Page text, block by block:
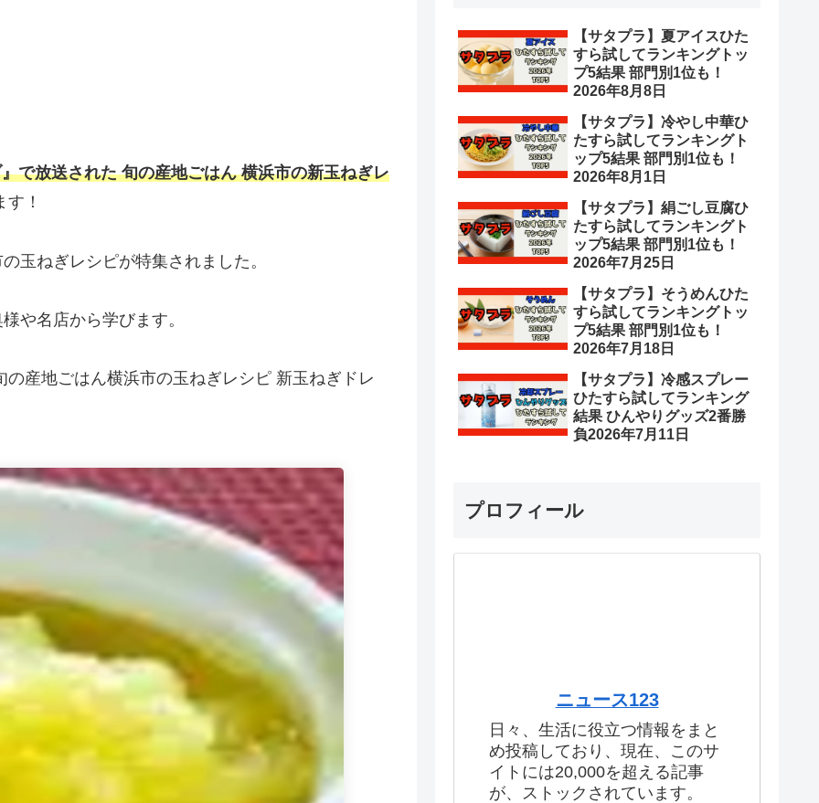
で放送された 旬の産地ごはん 横浜市の新玉ねぎレ
！
玉ねぎレシピが特集されました。
や名店から学びます。
産地ごはん横浜市の玉ねぎレシピ 新玉ねぎドレ
【サタプラ】夏アイスひた
すら試してランキングトッ
プ5結果 部門別1位も！
2026年8月8日
【サタプラ】冷やし中華ひ
たすら試してランキングト
ップ5結果 部門別1位も！
2026年8月1日
【サタプラ】絹ごし豆腐ひ
たすら試してランキングト
ップ5結果 部門別1位も！
2026年7月25日
【サタプラ】そうめんひた
すら試してランキングトッ
プ5結果 部門別1位も！
2026年7月18日
【サタプラ】冷感スプレー
ひたすら試してランキング
結果 ひんやりグッズ2番勝
負2026年7月11日
プロフィール
ニュース123
日々、生活に役立つ情報をまと
め投稿しており、現在、このサ
イトには20,000を超える記事
が、ストックされています。